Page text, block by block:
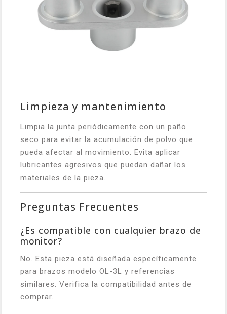
Limpieza y mantenimiento
Limpia la junta periódicamente con un paño
seco para evitar la acumulación de polvo que
pueda afectar al movimiento. Evita aplicar
lubricantes agresivos que puedan dañar los
materiales de la pieza.
Preguntas Frecuentes
¿Es compatible con cualquier brazo de
monitor?
No. Esta pieza está diseñada específicamente
para brazos modelo OL-3L y referencias
similares. Verifica la compatibilidad antes de
comprar.